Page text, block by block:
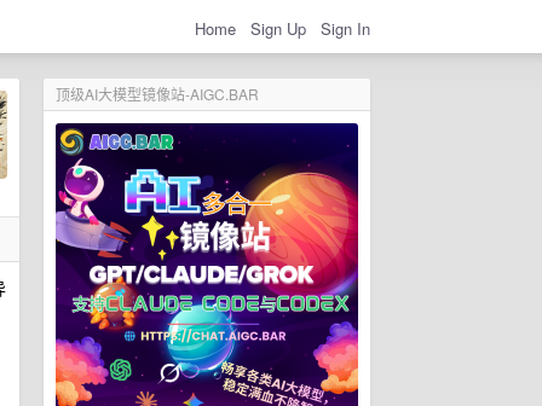
Home Sign Up Sign In
顶级AI大模型镜像站-AIGC.BAR